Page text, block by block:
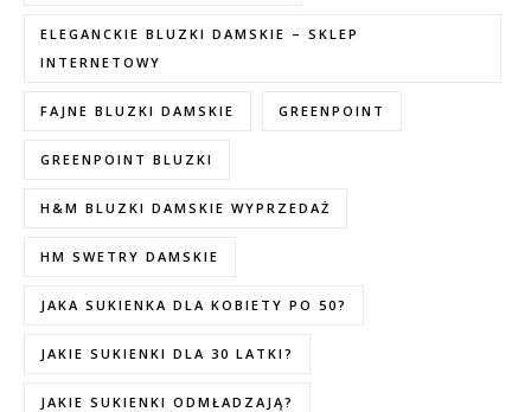
ELEGANCKIE BLUZKI DAMSKIE – SKLEP
INTERNETOWY
FAJNE BLUZKI DAMSKIE GREENPOINT
GREENPOINT BLUZKI
H&M BLUZKI DAMSKIE WYPRZEDAŻ
HM SWETRY DAMSKIE
JAKA SUKIENKA DLA KOBIETY PO 50?
JAKIE SUKIENKI DLA 30 LATKI?
JAKIE SUKIENKI ODMŁADZAJĄ?